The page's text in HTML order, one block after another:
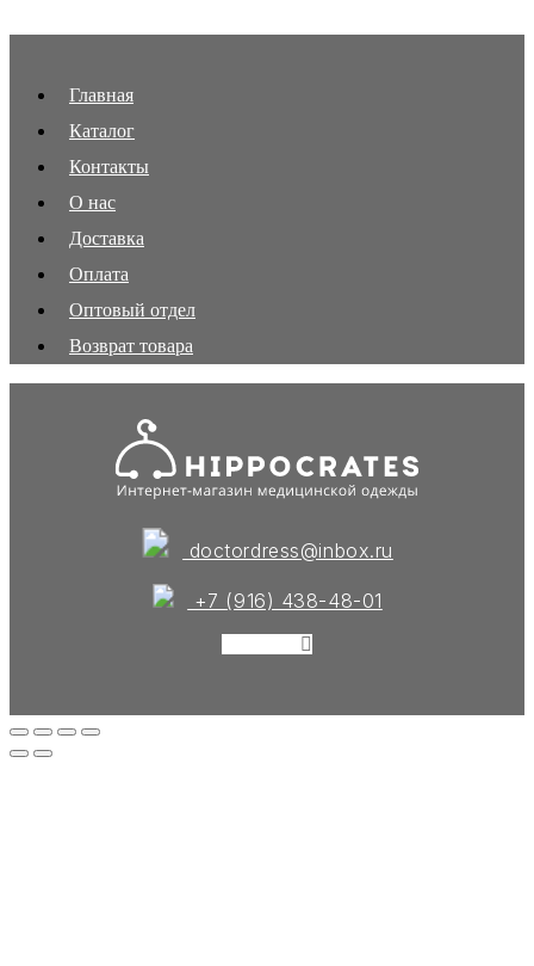
Главная
Каталог
Контакты
О нас
Доставка
Оплата
Оптовый отдел
Возврат товара
doctordress@inbox.ru
+7 (916) 438-48-01